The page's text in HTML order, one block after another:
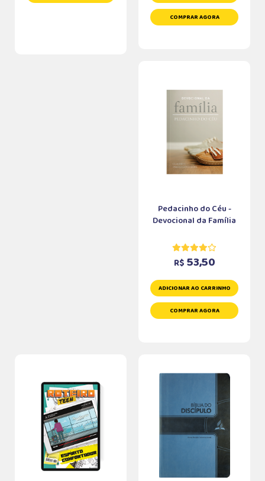
COMPRAR AGORA
Pedacinho do Céu -
Devocional da Família
R$ 53,50
ADICIONAR AO CARRINHO
COMPRAR AGORA